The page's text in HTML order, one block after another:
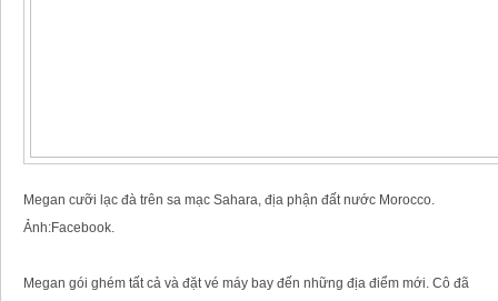
Megan cưỡi lạc đà trên sa mạc Sahara, địa phận đất nước Morocco.
Ảnh:Facebook.
Megan gói ghém tất cả và đặt vé máy bay đến những địa điểm mới. Cô đã